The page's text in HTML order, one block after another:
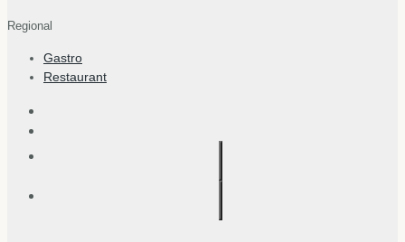
Regional
Gastro
Restaurant